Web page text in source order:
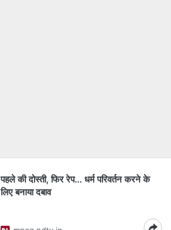
पहले की दोस्ती, फिर रेप... धर्म परिवर्तन करने के
लिए बनाया दबाव